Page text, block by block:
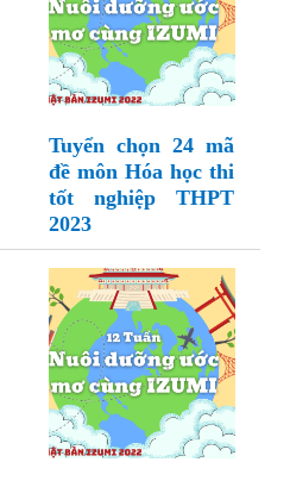
Tuyển chọn 24 mã
đề môn Hóa học thi
tốt nghiệp THPT
2023